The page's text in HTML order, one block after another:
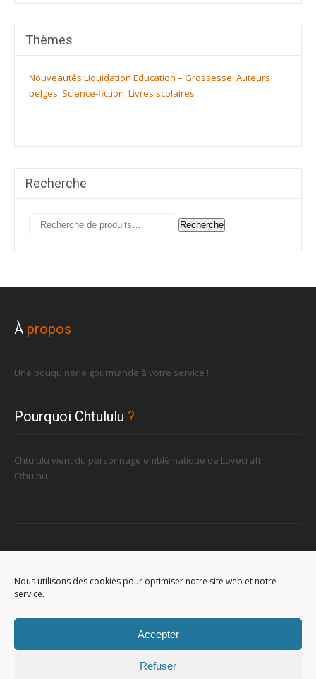
Nous utilisons des cookies pour optimiser notre site web et notre
service.
Accepter
Refuser
Thèmes
Nouveautés Liquidation Education – Grossesse Auteurs
belges Science-fiction Livres scolaires
Recherche
Recherche
Recherche
À propos
Une bouquinerie gourmande à votre service !
Pourquoi Chtululu ?
Chtululu vient du personnage emblématique de Lovecraft,
Cthulhu.